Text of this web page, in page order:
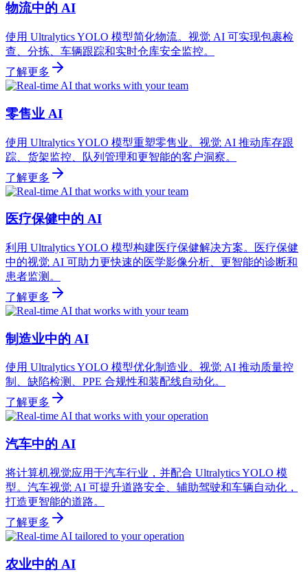
物流中的 AI
使用 Ultralytics YOLO 模型简化物流。视觉 AI 可实现包裹检
查、分拣、车辆跟踪和实时仓库安全监控。
了解更多
零售业 AI
使用 Ultralytics YOLO 模型重塑零售业。视觉 AI 推动库存跟
踪、货架监控、队列管理和更智能的客户洞察。
了解更多
医疗保健中的 AI
利用 Ultralytics YOLO 模型构建医疗保健解决方案。医疗保健
中的视觉 AI 可助力更快速的医学影像分析、更智能的诊断和
患者监测。
了解更多
制造业中的 AI
使用 Ultralytics YOLO 模型优化制造业。视觉 AI 推动质量控
制、缺陷检测、PPE 合规性和装配线自动化。
了解更多
汽车中的 AI
将计算机视觉应用于汽车行业，并配合 Ultralytics YOLO 模
型。汽车视觉 AI 可提升道路安全、辅助驾驶和车辆自动化，
打造更智能的道路。
了解更多
农业中的 AI